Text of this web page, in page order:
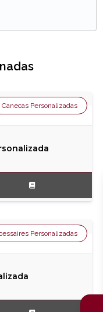
Canecas Personalizadas
Personalizadas